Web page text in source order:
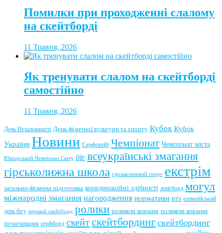
Помилки при проходженні слалому
на скейтборді
11 Травня, 2026
Як тренувати слалом на скейтборді
самостійно
11 Травня, 2026
День Незалежності День фізичної культури та спорту Кубок Кубок
України Новини Серфскейт Чемпіонат Чемпіонат міста
Юніорський Чемпіонат Світу біг всеукраїнські змагання
гірськолижна школа гірськолижний спорт екстрім
загально-фізична підготовка координаційні здібності лонгборд могул
міжнародні змагання нагородження нормативи нтз олімпійський
день бігу перший скейтборд ролики роликові ковзани роликові ковзани
початківцям серфборд скейтскейтбординг скейтбординг